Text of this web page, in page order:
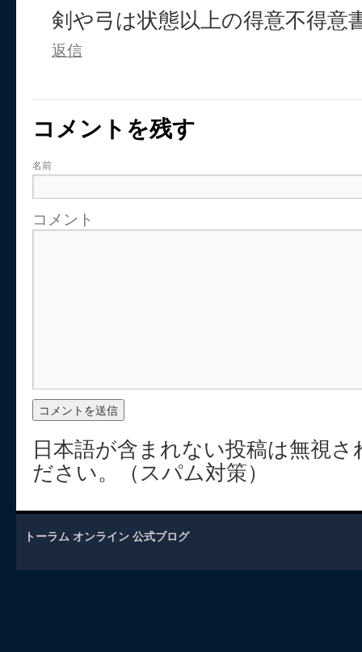
剣や弓は状態以上の得意不得意
返信
コメントを残す
名前
コメント
日本語が含まれない投稿は無視
ださい。（スパム対策）
トーラム オンライン 公式ブログ